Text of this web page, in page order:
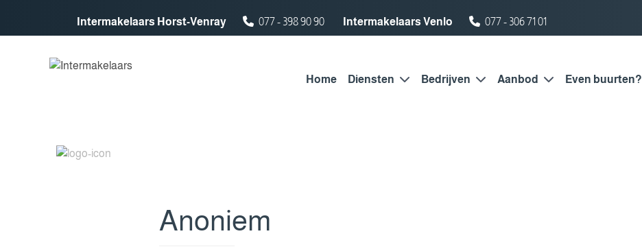
Intermakelaars Horst-Venray
077 - 398 90 90 Intermakelaars Venlo 077 - 306 71 01
Home Diensten Bedrijven Aanbod Even buurten?
Anoniem